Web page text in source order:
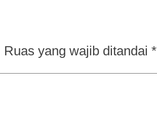
Ruas yang wajib ditandai *